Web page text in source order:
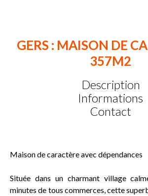
GERS : MAISON DE
357M2
Description
Informations
Contact
Maison de caractère avec dépendances
Située dans un charmant village
minutes de tous commerces, cette